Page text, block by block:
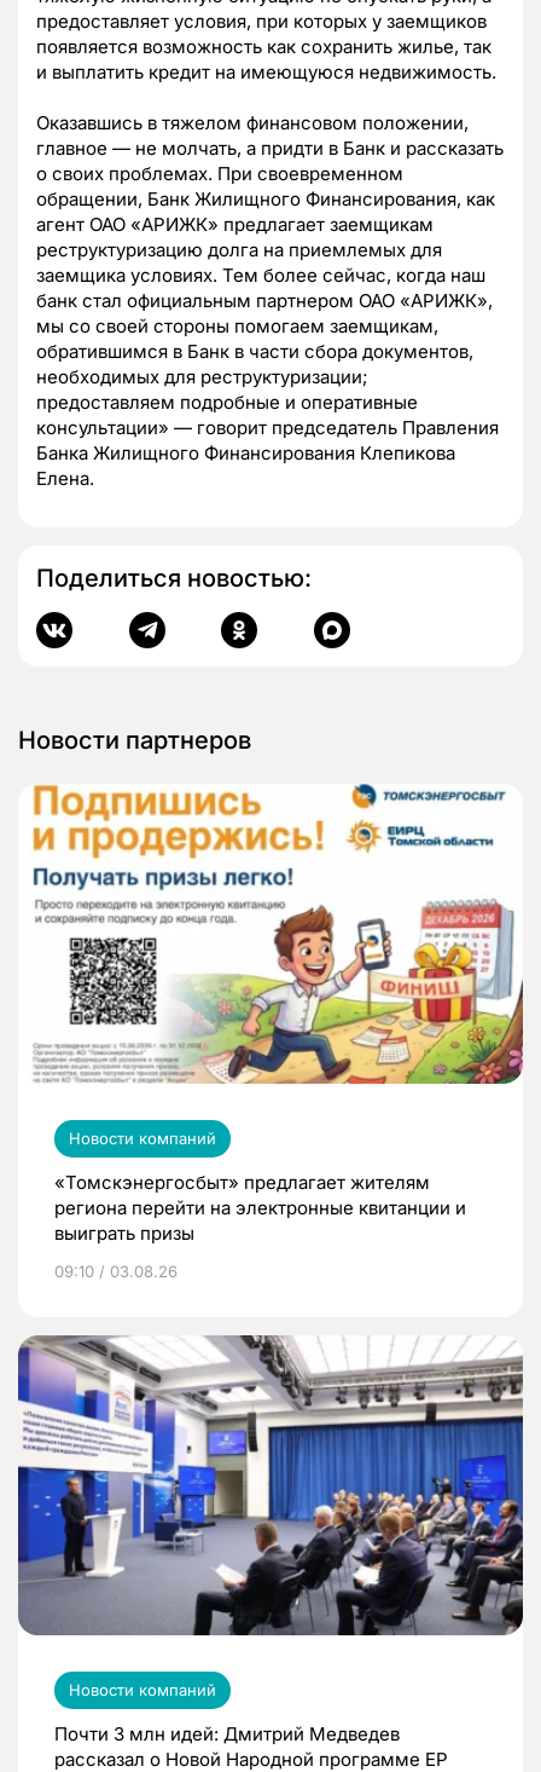
предоставляет условия, при которых у заемщиков
появляется возможность как сохранить жилье, так
и выплатить кредит на имеющуюся недвижимость.
Оказавшись в тяжелом финансовом положении,
главное — не молчать, а придти в Банк и рассказать
о своих проблемах. При своевременном
обращении, Банк Жилищного Финансирования, как
агент ОАО «АРИЖК» предлагает заемщикам
реструктуризацию долга на приемлемых для
заемщика условиях. Тем более сейчас, когда наш
банк стал официальным партнером ОАО «АРИЖК»,
мы со своей стороны помогаем заемщикам,
обратившимся в Банк в части сбора документов,
необходимых для реструктуризации;
предоставляем подробные и оперативные
консультации» — говорит председатель Правления
Банка Жилищного Финансирования Клепикова
Елена.
Поделиться новостью:
Новости партнеров
Новости компаний
«Томскэнергосбыт» предлагает жителям
региона перейти на электронные квитанции и
выиграть призы
09:10 / 03.08.26
Новости компаний
Почти 3 млн идей: Дмитрий Медведев
рассказал о Новой Народной программе ЕР